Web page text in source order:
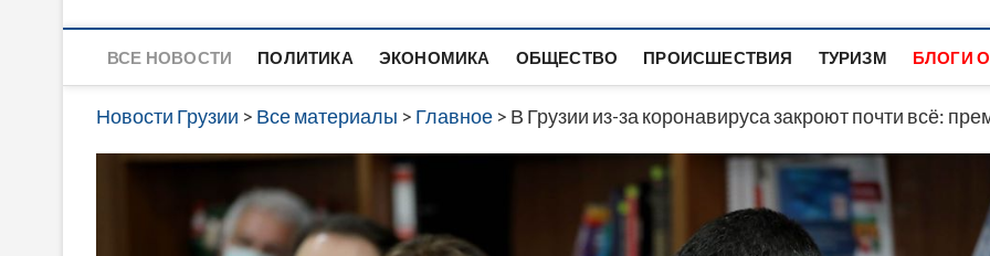
ВСЕ НОВОСТИ ПОЛИТИКА ЭКОНОМИКА ОБЩЕСТВО ПРОИСШЕСТВИЯ ТУРИЗМ БЛОГИ
Новости Грузии > Все материалы > Главное > В Грузии из-за коронавируса закроют почти всё: